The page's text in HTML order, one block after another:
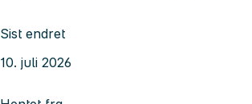
Sist endret
10. juli 2026